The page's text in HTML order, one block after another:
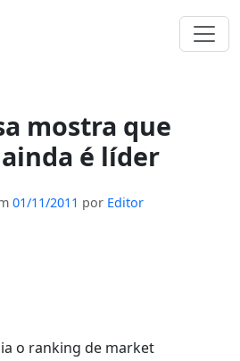
mostra que
é líder
01/11/2011 por Editor
o ranking de market